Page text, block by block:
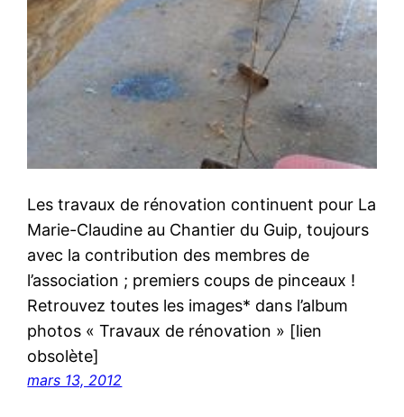
Les travaux de rénovation continuent pour La
Marie-Claudine au Chantier du Guip, toujours
avec la contribution des membres de
l’association ; premiers coups de pinceaux !
Retrouvez toutes les images* dans l’album
photos « Travaux de rénovation » [lien
obsolète]
mars 13, 2012